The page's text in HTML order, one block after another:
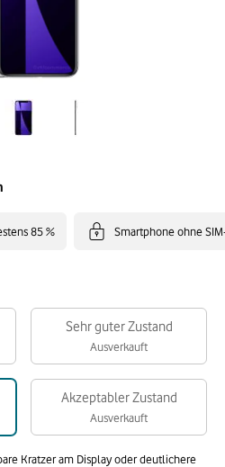
85 % Smartphone ohne
Sehr guter Zustand
Ausverkauft
Akzeptabler Zustand
Ausverkauft
Kratzer am Display oder deutlichere